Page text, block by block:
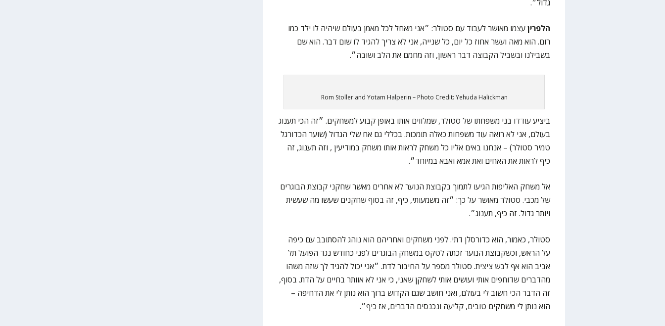
גדול״.
הלפריןעצמו מאושר לעבוד עם סטולר: ״אני מאחל לכל מאמן בעולם שיהיה לו ילד כמו
רום. הוא מאה ועשר אחוז כל יום, כל שנייה, אני לא צריך להגיד לו שום דבר. הוא שם
בשבילנו ובשביל הקבוצה דבר ראשון, וזה מחמם את הלב ושובה״.
Rom Stoller and Yotam Halperin – Photo Credit: Yehuda Halickman
ביציע עודדו בני משפחתו של סטולר, שמלווים אותו באופן קבוע למשחקים. ״זה הכי תענוג
בעולם, אני לא רואה עוד משפחות כאלה תומכות. בכללי גם אח שלי הגדול (שוער הכדורגל
טמיר סטולר) – אנחנו באים אליו כל משחק לראות אותו משחק במודיעין , וזה תענוג, זה
כיף לראות את האחים ואת אמא ואבא במיוחד״.
אל משחק האליפות הגיעו לתמוך בקבוצת הנוער לא אחרים מאשר שחקני קבוצת הבוגרים
של מכבי. סטולר מאושר על כך: ״זה משמעותי, כיף, זה בסוף שחקנים שעשו מה שעשית
ויותר גדול. זה כיף, תענוג״.
סטולר, כאמור, הוא כדורסלן דתי. לפני משחקים ואחריהם הוא נוהג להסתובב עם כיפה
על הראש, וכשקבוצת הנוער זכתה לטקס במשחק הבוגרים לפני כחודש נגד הפועל תל
אביב הוא אף לבש ציצית. סטולר מספר על החיבור לדת. ״אני יכול להגיד לך שזה משהו
מהדברים שדוחפים אותי ועושים אותי לשחקן שאני, כי אני לא אוותר בחיים על הדת. בסוף,
זה הדבר הכי חשוב לי בעולם, ואני חושב שגם הקדוש ברוך הוא נותן לי את הדחיפה –
הוא נותן לי משחקים טובים, קליעה ונכנסים הדברים, אז כיף״.